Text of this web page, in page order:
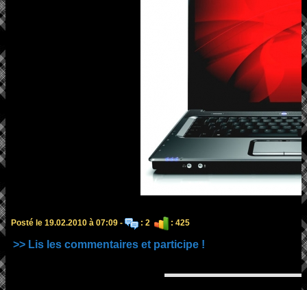
Posté le 19.02.2010 à 07:09 - : 2 : 425
>> Lis les commentaires et participe !